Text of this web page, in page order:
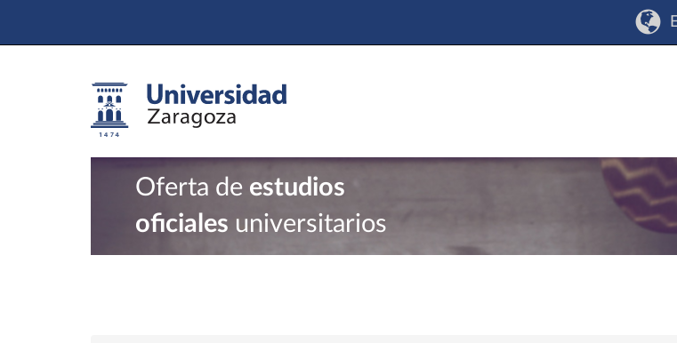
Oferta de estudios
oficiales universitarios